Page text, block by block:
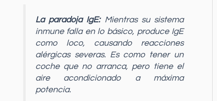
La paradoja IgE:Mientras su sistema
inmune falla en lo básico, produce IgE
como loco, causando reacciones
alérgicas severas. Es como tener un
coche que no arranca, pero tiene el
aire acondicionado a máxima
potencia.